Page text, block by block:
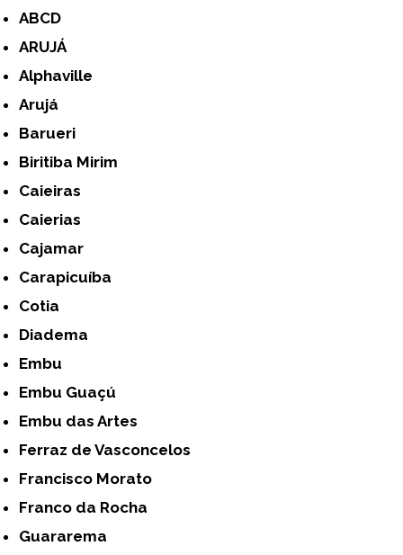
ABCD
ARUJÁ
Alphaville
Arujá
Barueri
Biritiba Mirim
Caieiras
Caierias
Cajamar
Carapicuíba
Cotia
Diadema
Embu
Embu Guaçú
Embu das Artes
Ferraz de Vasconcelos
Francisco Morato
Franco da Rocha
Guararema